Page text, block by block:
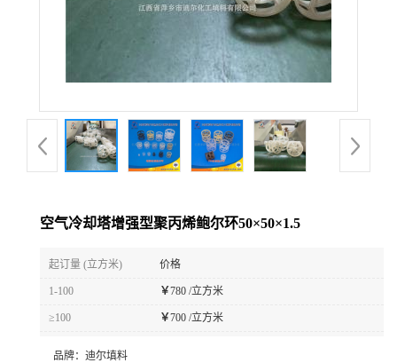
空气冷却塔增强型聚丙烯鲍尔环50×50×1.5
起订量 (立方米) 价格
1-100 ￥780 /立方米
≥100 ￥700 /立方米
品牌： 迪尔填料